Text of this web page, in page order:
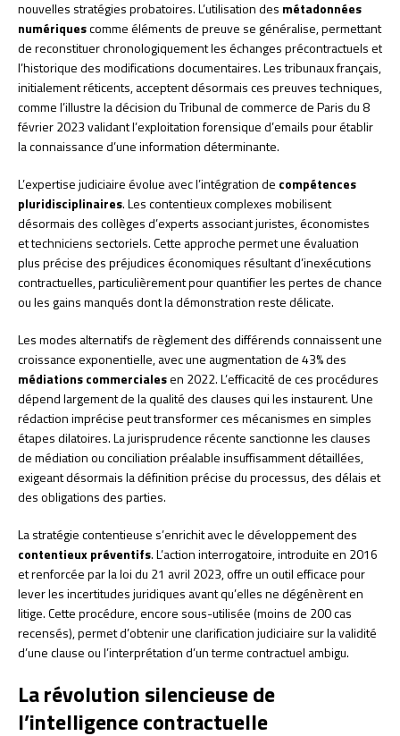
nouvelles stratégies probatoires. L’utilisation des métadonnées
numériquescomme éléments de preuve se généralise, permettant
de reconstituer chronologiquement les échanges précontractuels et
l’historique des modifications documentaires. Les tribunaux français,
initialement réticents, acceptent désormais ces preuves techniques,
comme l’illustre la décision du Tribunal de commerce de Paris du 8
février 2023 validant l’exploitation forensique d’emails pour établir
la connaissance d’une information déterminante.
L’expertise judiciaire évolue avec l’intégration de compétences
pluridisciplinaires. Les contentieux complexes mobilisent
désormais des collèges d’experts associant juristes, économistes
et techniciens sectoriels. Cette approche permet une évaluation
plus précise des préjudices économiques résultant d’inexécutions
contractuelles, particulièrement pour quantifier les pertes de chance
ou les gains manqués dont la démonstration reste délicate.
Les modes alternatifs de règlement des différends connaissent une
croissance exponentielle, avec une augmentation de 43% des
médiations commercialesen 2022. L’efficacité de ces procédures
dépend largement de la qualité des clauses qui les instaurent. Une
rédaction imprécise peut transformer ces mécanismes en simples
étapes dilatoires. La jurisprudence récente sanctionne les clauses
de médiation ou conciliation préalable insuffisamment détaillées,
exigeant désormais la définition précise du processus, des délais et
des obligations des parties.
La stratégie contentieuse s’enrichit avec le développement des
contentieux préventifs. L’action interrogatoire, introduite en 2016
et renforcée par la loi du 21 avril 2023, offre un outil efficace pour
lever les incertitudes juridiques avant qu’elles ne dégénèrent en
litige. Cette procédure, encore sous-utilisée (moins de 200 cas
recensés), permet d’obtenir une clarification judiciaire sur la validité
d’une clause ou l’interprétation d’un terme contractuel ambigu.
La révolution silencieuse de
l’intelligence contractuelle